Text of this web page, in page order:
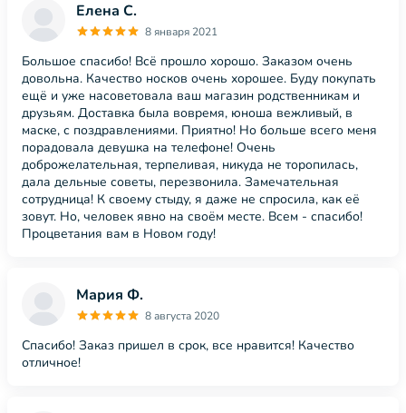
Елена С.
8 января 2021
Большое спасибо! Всё прошло хорошо. Заказом очень
довольна. Качество носков очень хорошее. Буду покупать
ещё и уже насоветовала ваш магазин родственникам и
друзьям. Доставка была вовремя, юноша вежливый, в
маске, с поздравлениями. Приятно! Но больше всего меня
порадовала девушка на телефоне! Очень
доброжелательная, терпеливая, никуда не торопилась,
дала дельные советы, перезвонила. Замечательная
сотрудница! К своему стыду, я даже не спросила, как её
зовут. Но, человек явно на своём месте. Всем - спасибо!
Процветания вам в Новом году!
Мария Ф.
8 августа 2020
Спасибо! Заказ пришел в срок, все нравится! Качество
отличное!